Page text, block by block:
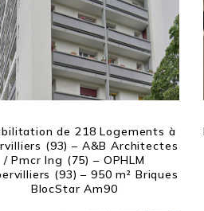
de 218 Logements à
(93) – A&B Architectes
/ Pmcr Ing (75) – OPHLM
(93) – 950 m² Briques
BlocStar Am90